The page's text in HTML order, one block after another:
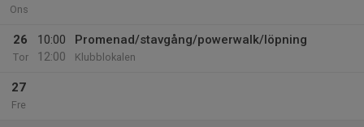
Ons
26
Tor
10:00
12:00
Promenad/stavgång/powerwalk/löpning
Klubblokalen
27
Fre